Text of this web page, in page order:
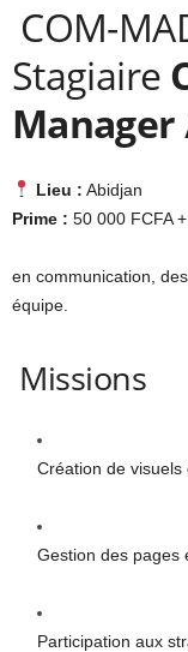
COM-
Stagiaire
Lieu : Abidjan
Prime : 50 000 FCFA
en communication,
équipe.
Missions
Création de
Gestion des pages
Participation aux